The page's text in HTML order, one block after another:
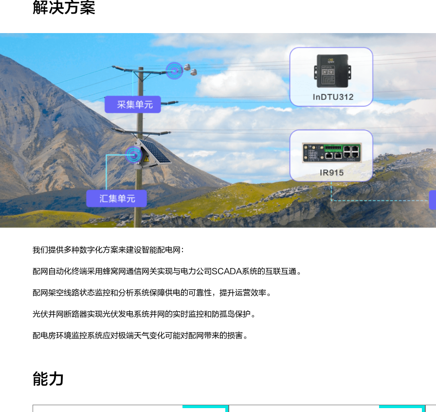
解决方案
我们提供多种数字化方案来建设智能配电网：
配网自动化终端采用蜂窝网通信网关实现与电力公司SCADA系统的互联互通。
配网架空线路状态监控和分析系统保障供电的可靠性，提升运营效率。
光伏并网断路器实现光伏发电系统并网的实时监控和防孤岛保护。
配电房环境监控系统应对极端天气变化可能对配网带来的损害。
能力